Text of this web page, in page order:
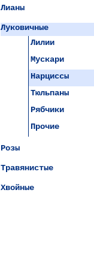
Лианы
Луковичные
Лилии
Мускари
Нарциссы
Тюльпаны
Рябчики
Прочие
Розы
Травянистые
Хвойные